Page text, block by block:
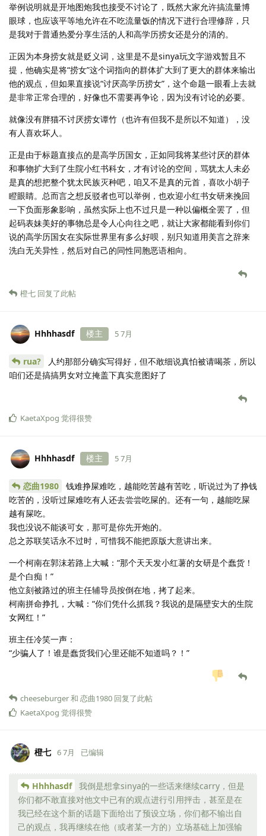
举例说明就是开地图炮我也接受不讨论了，既然大家允许搞流量博
眼球，也应该平等地允许在不吃流量饭的情况下进行合理修辞，只
是我对于普通热爱分享生活的人和高学历捞女还是分的清的。
正因为本身捞女就是贬义词，这里是不是sinya玩文字游戏暂且不
提，他确实是将“捞女”这个词指向的群体扩大到了更大的群体来输出
他的观点，但如果直接说“讨厌高学历捞女”，这个命题一眼看上去就
是非常正常合理的，好像也不需要再争论，因为没有讨论的必要。
就像没有胖猫不讨厌捞女谭竹（也许有但我不是所以不知道），没
有人喜欢坏人。
正是由于标题直接点的是高学历国女，正如同我将某些讨厌的群体
和事物扩大到了生院小红书科女，才有讨论的空间，骂犹太人未必
是真的想把整个犹太民族灭种吧，咱又不是真的元首，喜吹小胡子
瞪眼睛。总而言之想反驳者也可以举例，也欢迎小红书女研来挽回
一下负面形象影响，虽然实际上也不过只是一种以偏概全罢了，但
起码表妹美好的事物总是令人心向往之吧，就让大家都能看到你们
说的高学历国女在实际世界里有多么好呗，别只知道用美言之辞来
洗白无关异性，然后对自己的同性同胞恶语相向。
橙七 回复了此帖
Hhhhasdf 楼主 5 7月
rua?
人约那部分确实写得好，但不敢细说真怕被请喝茶，所以
咱们还是搞搞男女对立掩盖下真实意图好了
KaetaXpog 觉得很赞
Hhhhasdf 楼主 5 7月
恋曲1980
钱难挣屎难吃，越能吃苦越有苦吃，听说过为了挣钱
吃苦的，没听过屎难吃有人还去尝尝吃屎的。还有一句，越能吃屎
越有屎吃。
我也没说不能谈可女，那可是你先开炮的。
总之苏联笑话永不过时，可惜我不能把原版大意讲出来。
一个柯南在郭沫若路上大喊：“那个天天发小红薯的女研是个蠢货！
是个白痴！”
他立刻被路过的班主任辅导员按倒在地，拷了起来。
柯南拼命挣扎，大喊：“你们凭什么抓我？我说的是隔壁安大的生院
女网红！”
班主任冷笑一声：
“少骗人了！谁是蠢货我们心里还能不知道吗？！”
cheeseburger和 恋曲1980 回复了此帖
KaetaXpog 觉得很赞
橙七 6 7月 已编辑
Hhhhasdf
我倒是想拿sinya的一些话来继续carry，但是
你们都不敢直接对他文中已有的观点进行引用抨击，甚至是在
我已经在这个新的话题下面给出了预设立场，你们都不输出自
己的观点，我再继续在他（或者某一方的）立场基础上加强输